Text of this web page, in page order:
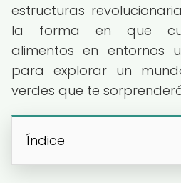
estructuras
la forma en que
alimentos en entornos
para explorar un
verdes que te
Índice